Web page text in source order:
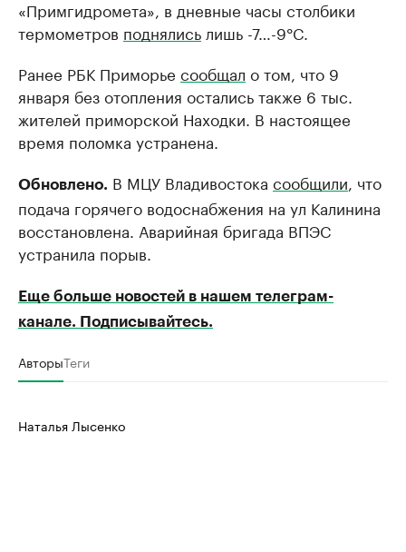
«Примгидромета», в дневные часы столбики
термометров поднялись лишь -7…-9°C.
Ранее РБК Приморье сообщал о том, что 9
января без отопления остались также 6 тыс.
жителей приморской Находки. В настоящее
время поломка устранена.
Обновлено. В МЦУ Владивостока сообщили , что
подача горячего водоснабжения на ул Калинина
восстановлена. Аварийная бригада ВПЭС
устранила порыв.
Еще больше новостей в нашем телеграм-
канале. Подписывайтесь.
АвторыТеги
Наталья Лысенко